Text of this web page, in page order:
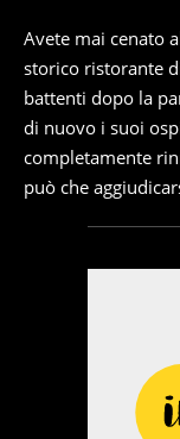
Avete mai cenato
storico ristorante
battenti dopo la
di nuovo i suoi
completamente
può che